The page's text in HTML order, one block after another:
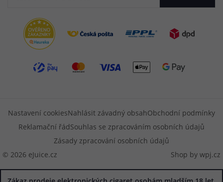
© 2026 eJuice.cz
Nastavení cookiesNahlásit závadný obsahObchodní podmínky
Reklamační řádSouhlas se zpracováním osobních údajů
Zásady zpracování osobních údajů
Shop by wpj.cz